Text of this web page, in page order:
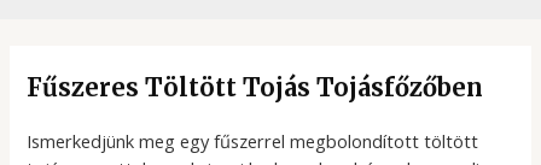
Fűszeres Töltött Tojás Tojásfőzőben
Ismerkedjünk meg egy fűszerrel megbolondított töltött